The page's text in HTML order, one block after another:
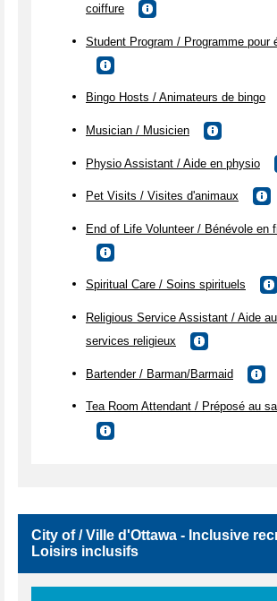
coiffure
Student Program / Programme pour
Bingo Hosts / Animateurs de bingo
Musician / Musicien
Physio Assistant / Aide en physio
Pet Visits / Visites d'animaux
End of Life Volunteer / Bénévole en
Spiritual Care / Soins spirituels
Religious Service Assistant / Aide
services religieux
Bartender / Barman/Barmaid
Tea Room Attendant / Préposé au
City of / Ville d'Ottawa - Inclusive
Loisirs inclusifs